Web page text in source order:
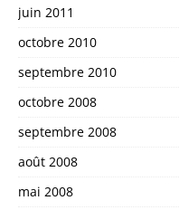
juin 2011
octobre 2010
septembre 2010
octobre 2008
septembre 2008
août 2008
mai 2008